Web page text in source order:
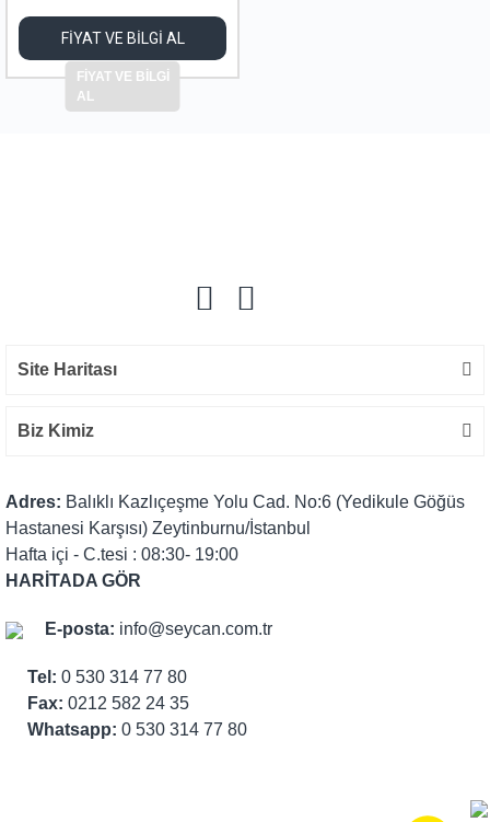
FİYAT VE BİLGİ AL
FİYAT VE BİLGİ
AL
Site Haritası
Biz Kimiz
Adres: Balıklı Kazlıçeşme Yolu Cad. No:6 (Yedikule Göğüs
Hastanesi Karşısı) Zeytinburnu/İstanbul
Hafta içi - C.tesi : 08:30- 19:00
HARİTADA GÖR
E-posta: info@seycan.com.tr
Tel: 0 530 314 77 80
Fax: 0212 582 24 35
Whatsapp: 0 530 314 77 80